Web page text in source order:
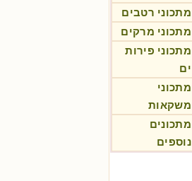
מתכוני רטבים
מתכוני מרקים
מתכוני פירות
ים
מתכוני
משקאות
מתכונים
נוספים